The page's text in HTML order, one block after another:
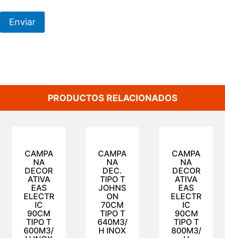
PRODUCTOS RELACIONADOS
CAMPA
NA
DECOR
ATIVA
EAS
ELECTR
IC
90CM
TIPO T
600M3/
CAMPA
NA
DEC.
TIPO T
JOHNS
ON
70CM
TIPO T
640M3/
H INOX
CAMPA
NA
DECOR
ATIVA
EAS
ELECTR
IC
90CM
TIPO T
800M3/